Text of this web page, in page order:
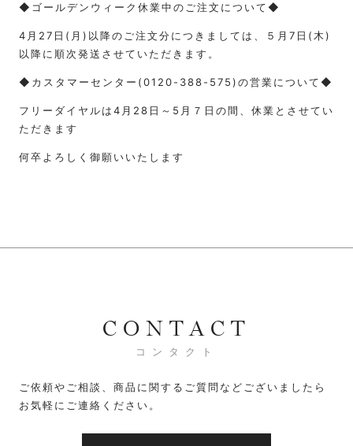
◆ゴールデンウィーク休業中のご注文について◆
4月27日(月)以降のご注文分につきましては、５月7日(木)
以降に順次発送させていただきます。
◆カスタマーセンター(0120-388-575)の営業について◆
フリーダイヤルは4月28日～5月７日の間、休業とさせてい
ただきます
何卒よろしく御願いいたします
CONTACT
コンタクト
ご依頼やご相談、商品に関するご質問などございましたら
お気軽にご連絡ください。